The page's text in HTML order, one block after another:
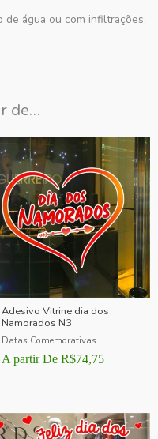
de água ou com infiltrações.
de…
Adesivo Vitrine dia dos
Namorados N3
Datas Comemorativas
A partir De R$74,75